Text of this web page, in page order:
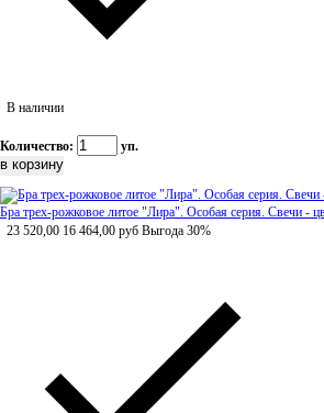
В наличии
Количество: уп.
Бра трех-рожковое литое "Лира". Особая серия. Свечи -
23 520,00 16 464,00 руб Выгода 30%